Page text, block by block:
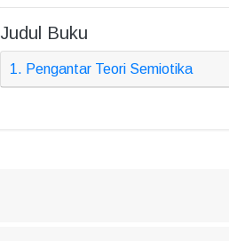
Judul Buku
1. Pengantar Teori Semiotika